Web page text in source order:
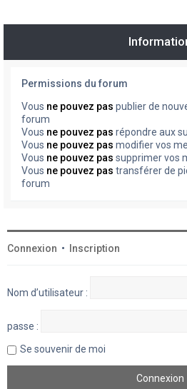
Permissions du forum
Vous ne pouvez pas publier de
forum
Vous ne pouvez pas répondre aux
Vous ne pouvez pas modifier vos
Vous ne pouvez pas supprimer vos
Vous ne pouvez pas transférer de
forum
Connexion • Inscription
Nom d’utilisateur :
passe :
Se souvenir de moi